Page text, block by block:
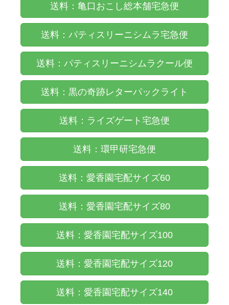
送料：亀口おこし総本舗宅急便
送料：パティスリーニシムラ宅急便
送料：パティスリーニシムラクール便
送料：黒の奇跡レターパックライト
送料：ライズゲート宅急便
送料：環甲研宅急便
送料：愛香園宅配サイズ60
送料：愛香園宅配サイズ80
送料：愛香園宅配サイズ100
送料：愛香園宅配サイズ120
送料：愛香園宅配サイズ140